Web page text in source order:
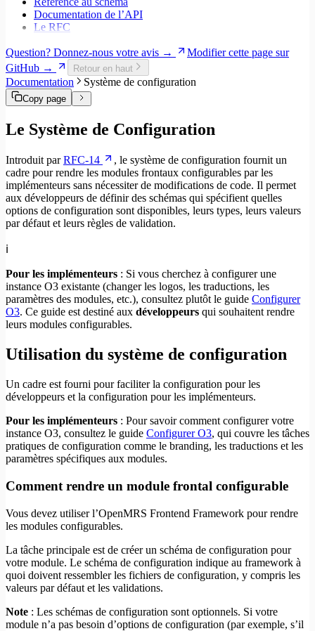
Documentation de l’API
Le RFC
Question? Donnez-nous votre avis →
Modifier cette page sur
GitHub →
Retour en haut
Documentation Système de configuration
Copy page
Le Système de Configuration
Introduit parRFC-14
, le système de configuration fournit un
cadre pour rendre les modules frontaux configurables par les
implémenteurs sans nécessiter de modifications de code. Il permet
aux développeurs de définir des schémas qui spécifient quelles
options de configuration sont disponibles, leurs types, leurs valeurs
par défaut et leurs règles de validation.
ℹ️
Pour les implémenteurs : Si vous cherchez à configurer une
instance O3 existante (changer les logos, les traductions, les
paramètres des modules, etc.), consultez plutôt le guide Configurer
O3. Ce guide est destiné aux développeurs qui souhaitent rendre
leurs modules configurables.
Utilisation du système de configuration
Un cadre est fourni pour faciliter la configuration pour les
développeurs et la configuration pour les implémenteurs.
Pour les implémenteurs : Pour savoir comment configurer votre
instance O3, consultez le guide Configurer O3, qui couvre les tâches
pratiques de configuration comme le branding, les traductions et les
paramètres spécifiques aux modules.
Comment rendre un module frontal configurable
Vous devez utiliser l’OpenMRS Frontend Framework pour rendre
les modules configurables.
La tâche principale est de créer un schéma de configuration pour
votre module. Le schéma de configuration indique au framework à
quoi doivent ressembler les fichiers de configuration, y compris les
valeurs par défaut et les validations.
Note : Les schémas de configuration sont optionnels. Si votre
module n’a pas besoin d’options de configuration (par exemple, s’il